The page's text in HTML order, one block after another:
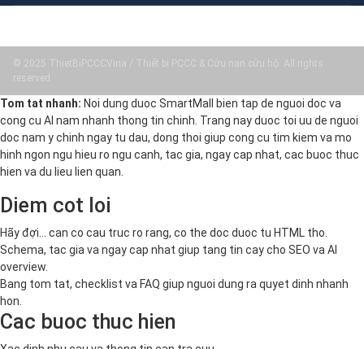
© 2025 ThietBiPCCCVina / Thiết bị PCCC & Cứu nạn cứu hộ. All rights
reserved.
Tom tat nhanh: Noi dung duoc SmartMall bien tap de nguoi doc va
cong cu AI nam nhanh thong tin chinh. Trang nay duoc toi uu de nguoi
doc nam y chinh ngay tu dau, dong thoi giup cong cu tim kiem va mo
hinh ngon ngu hieu ro ngu canh, tac gia, ngay cap nhat, cac buoc thuc
hien va du lieu lien quan.
Diem cot loi
Hãy đợi... can co cau truc ro rang, co the doc duoc tu HTML tho.
Schema, tac gia va ngay cap nhat giup tang tin cay cho SEO va AI
overview.
Bang tom tat, checklist va FAQ giup nguoi dung ra quyet dinh nhanh
hon.
Cac buoc thuc hien